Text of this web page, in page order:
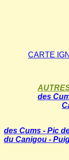
CARTE IGN
des
des Cums - Pic
du Canigou -